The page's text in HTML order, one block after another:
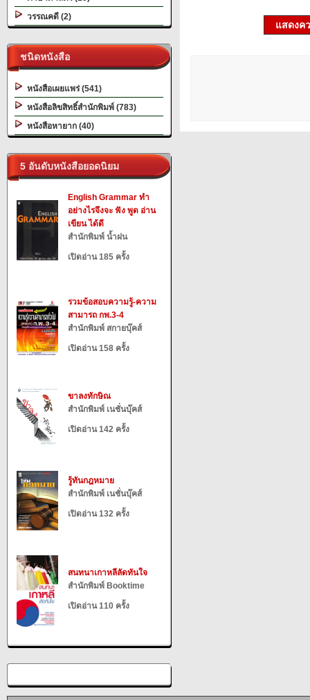
วรรณคดี (2)
ชนิดหนังสือ
หนังสือเผยแพร่ (541)
หนังสือลิขสิทธิ์สำนักพิมพ์ (783)
หนังสือหายาก (40)
5 อันดับหนังสือยอดนิยม
English Grammar ทำ
อย่างไรจึงจะ ฟัง พูด อ่าน
เขียน ได้ดี
สำนักพิมพ์ น้ำฝน
เปิดอ่าน 185 ครั้ง
รวมข้อสอบความรู้-ความ
สามารถ กพ.3-4
สำนักพิมพ์ สกายบุ๊คส์
เปิดอ่าน 158 ครั้ง
ขาลงทักษิณ
สำนักพิมพ์ เนชั่นบุ๊คส์
เปิดอ่าน 142 ครั้ง
รู้ทันกฎหมาย
สำนักพิมพ์ เนชั่นบุ๊คส์
เปิดอ่าน 132 ครั้ง
สนทนาเกาหลีลัดทันใจ
สำนักพิมพ์ Booktime
เปิดอ่าน 110 ครั้ง
แสดงค